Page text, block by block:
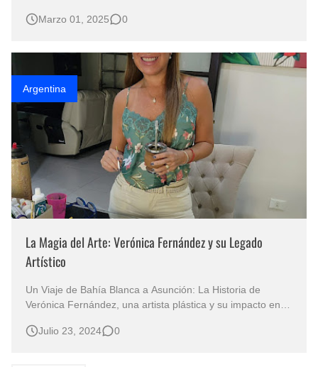
el Compromiso Social Por Olaff Crown Bogotá, Colombia –
ubica…
Marzo 01, 2025 0
Argentina
La Magia del Arte: Verónica Fernández y su Legado
Artístico
Un Viaje de Bahía Blanca a Asunción: La Historia de
Verónica Fernández, una artista plástica y su impacto en la
artísticamente como Veronika, es una destacada artista
Julio 23, 2024 0